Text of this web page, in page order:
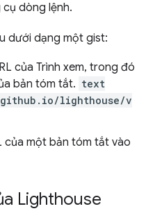
dòng lệnh.
dưới dạng một gist:
của Trình xem, trong đó
bản tóm tắt. text
lighthouse/v
của một bản tóm tắt vào
Lighthouse